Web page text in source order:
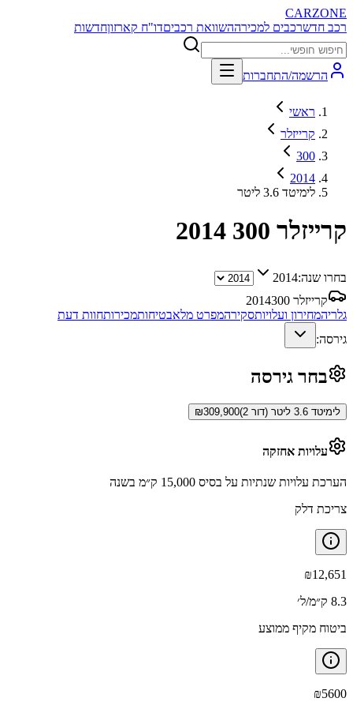
CARZONE
רכב חדשרכבים למכירההשוואת רכביםדו"ח קארזוןחדשות
הרשמה/התחברות
ראשי
קרייזלר
300
2014
לימיטד 3.6 ליטר
קרייזלר 300 2014
בחרו שנה:2014
קרייזלר 300
2014
גלריהמחירון ועלויותסקירהמפרט מלאבטיחותמכירותחוות דעת
גירסה:
בחר גירסה
לימיטד 3.6 ליטר (דור 2) ₪309,900
עלויות אחזקה
הערכת עלויות שנתיות על בסיס 15,000 ק״מ בשנה
צריכת דלק
₪12,651
8.3 ק״מ/ל׳
ביטוח מקיף ממוצע
₪5600